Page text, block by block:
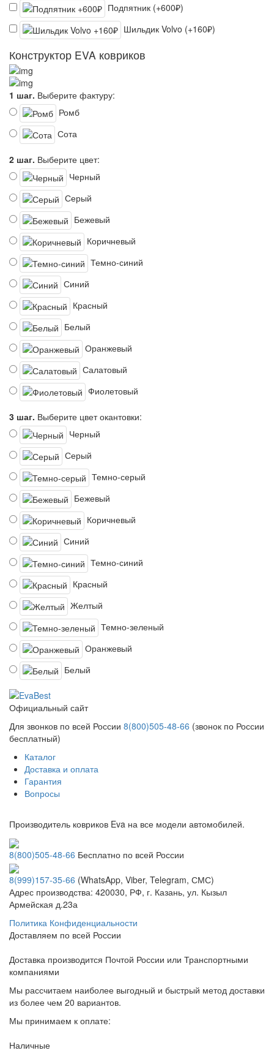
Подпятник (+600₽)
Шильдик Volvo (+160₽)
Конструктор EVA ковриков
1 шаг. Выберите фактуру:
Ромб
Сота
2 шаг. Выберите цвет:
Черный
Серый
Бежевый
Коричневый
Темно-синий
Синий
Красный
Белый
Оранжевый
Салатовый
Фиолетовый
3 шаг. Выберите цвет окантовки:
Черный
Серый
Темно-серый
Бежевый
Коричневый
Синий
Темно-синий
Красный
Желтый
Темно-зеленый
Оранжевый
Белый
Официальный сайт
Для звонков по всей России 8(800)505-48-66 (звонок по России
бесплатный)
Каталог
Доставка и оплата
Гарантия
Вопросы
Производитель ковриков Eva на все модели автомобилей.
8(800)505-48-66 Бесплатно по всей России
8(999)157-35-66 (WhatsApp, Viber, Telegram, СМС)
Адрес производства: 420030, РФ, г. Казань, ул. Кызыл
Армейская д.23а
Политика Конфиденциальности
Доставляем по всей России
Доставка производится Почтой России или Транспортными
компаниями
Мы рассчитаем наиболее выгодный и быстрый метод доставки
из более чем 20 вариантов.
Мы принимаем к оплате:
Наличные